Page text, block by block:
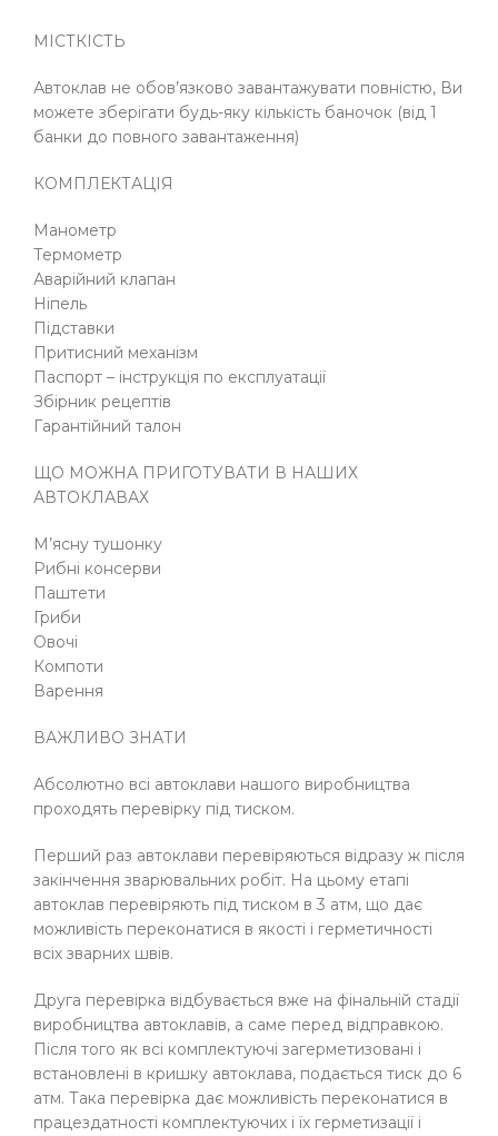
МІСТКІСТЬ
Автоклав не обов’язково завантажувати повністю, Ви
можете зберігати будь-яку кількість баночок (від 1
банки до повного завантаження)
КОМПЛЕКТАЦІЯ
Манометр
Термометр
Аварійний клапан
Ніпель
Підставки
Притисний механізм
Паспорт – інструкція по експлуатації
Збірник рецептів
Гарантійний талон
ЩО МОЖНА ПРИГОТУВАТИ В НАШИХ
АВТОКЛАВАХ
М’ясну тушонку
Рибні консерви
Паштети
Гриби
Овочі
Компоти
Варення
ВАЖЛИВО ЗНАТИ
Абсолютно всі автоклави нашого виробництва
проходять перевірку під тиском.
Перший раз автоклави перевіряються відразу ж після
закінчення зварювальних робіт. На цьому етапі
автоклав перевіряють під тиском в 3 атм, що дає
можливість переконатися в якості і герметичності
всіх зварних швів.
Друга перевірка відбувається вже на фінальній стадії
виробництва автоклавів, а саме перед відправкою.
Після того як всі комплектуючі загерметизовані і
встановлені в кришку автоклава, подається тиск до 6
атм. Така перевірка дає можливість переконатися в
працездатності комплектуючих і їх герметизації і